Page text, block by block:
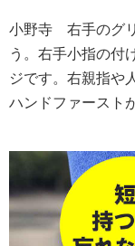
小野寺 右手のグ
う。右手小指の付
ジです。右親指や
ハンドファースト